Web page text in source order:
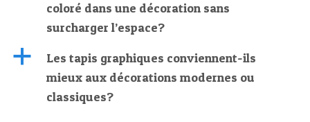
coloré dans une décoration sans
surcharger l’espace?
a
Les tapis graphiques conviennent-ils
mieux aux décorations modernes ou
classiques?